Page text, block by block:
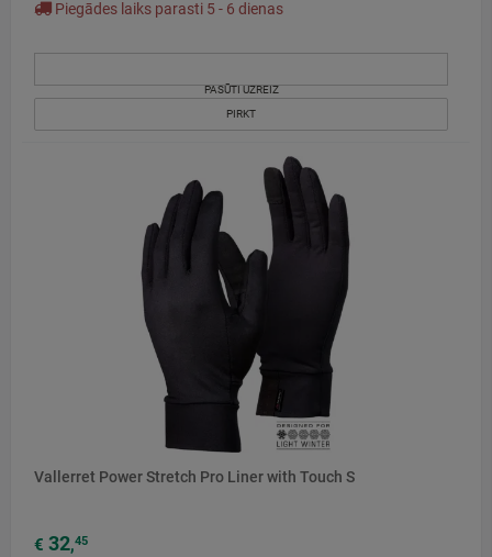
Piegādes laiks parasti 5 - 6 dienas
PASŪTI UZREIZ
PIRKT
Vallerret Power Stretch Pro Liner with Touch S
€ 32,45